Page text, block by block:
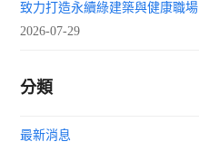
致力打造永續綠建築與健康職場
2026-07-29
分類
最新消息